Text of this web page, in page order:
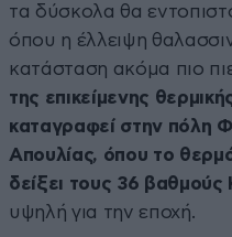
τα δύσκολα θα
όπου η έλλειψη
κατάσταση ακόμα πιο
της επικείμενης
καταγραφεί στην πόλη
Απουλίας, όπου το
δείξει τους 36 βαθμούς
υψηλή για την εποχή.